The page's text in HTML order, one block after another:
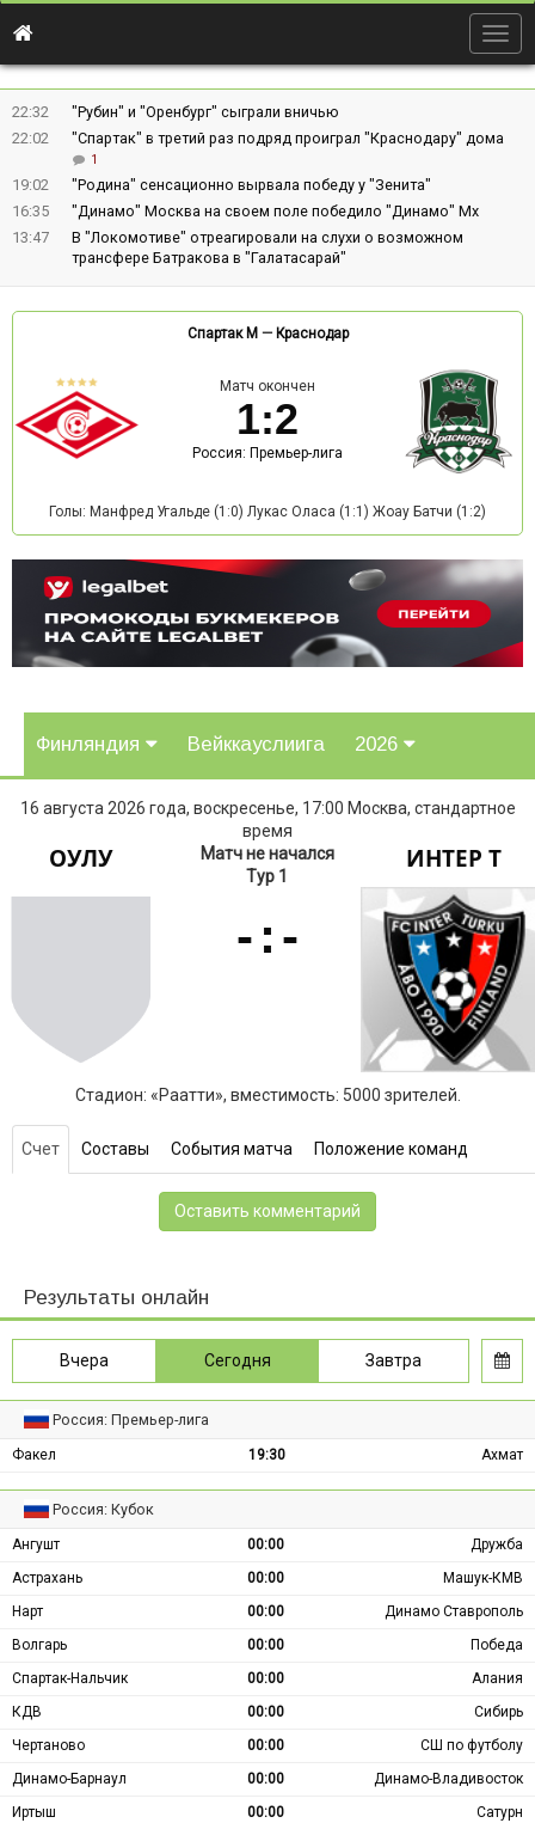
22:32
"Рубин" и "Оренбург" сыграли вничью
22:02
"Спартак" в третий раз подряд проиграл "Краснодару" дома
1
19:02
"Родина" сенсационно вырвала победу у "Зенита"
16:35
"Динамо" Москва на своем поле победило "Динамо" Мх
13:47
В "Локомотиве" отреагировали на слухи о возможном
трансфере Батракова в "Галатасарай"
Спартак М — Краснодар
Матч окончен
1:2
Россия: Премьер-лига
Голы: Манфред Угальде (1:0) Лукас Оласа (1:1) Жоау Батчи (1:2)
Финляндия Вейккауслиига 2026
16 августа 2026 года, воскресенье, 17:00 Москва, стандартное
время
ОУЛУ
Матч не начался
Тур 1
- : -
ИНТЕР Т
Стадион: «Раатти», вместимость: 5000 зрителей.
Счет Составы События матча Положение команд
Оставить комментарий
Результаты онлайн
Вчера Сегодня Завтра
Россия: Премьер-лига
Факел 19:30 Ахмат
Россия: Кубок
Ангушт 00:00
Дружба
Астрахань
00:00
Машук-КМВ
Нарт
00:00
Динамо Ставрополь
Волгарь
00:00
Победа
Спартак-Нальчик
00:00
Алания
КДВ
00:00
Сибирь
Чертаново
00:00
СШ по футболу
Динамо-Барнаул
00:00
Динамо-Владивосток
Иртыш
00:00
Сатурн